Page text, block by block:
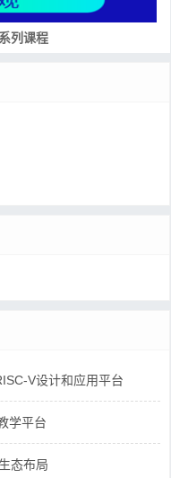
列课程
V设计和应用平台
学平台
态布局